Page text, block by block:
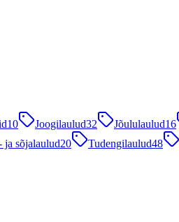
10 Joogilaulud32 Jõululaulud16
ja sõjalaulud20 Tudengilaulud48